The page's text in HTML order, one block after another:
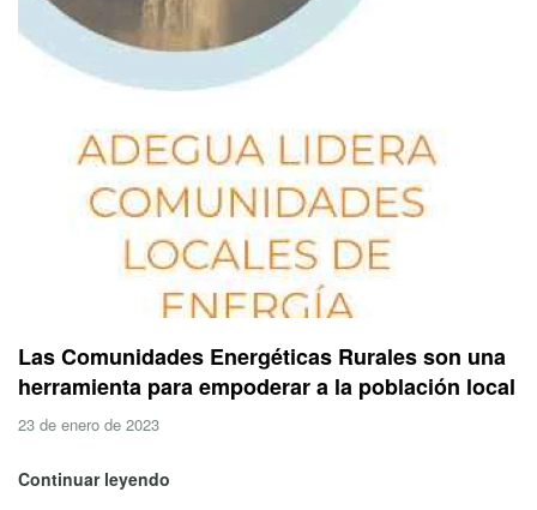
Las Comunidades Energéticas Rurales son una
herramienta para empoderar a la población local
23 de enero de 2023
Continuar leyendo